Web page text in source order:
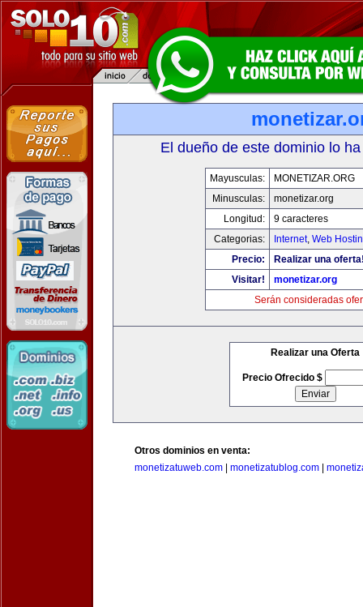
El dueño de este dominio lo
Mayusculas:
MONETIZAR.ORG
Minusculas:
monetizar.org
Longitud:
9 caracteres
Categorias:
Internet, Web
Precio:
Realizar una
Visitar!
monetizar.org
Serán consideradas
Realizar una Oferta
Precio Ofrecido $
Otros dominios en venta:
monetizatuweb.com
monetizatublog.com